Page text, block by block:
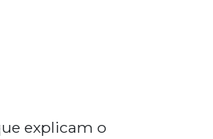
explicam o